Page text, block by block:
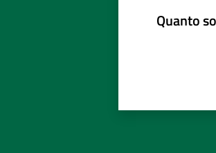
Quanto